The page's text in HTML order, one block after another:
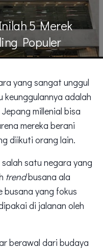
5 Merek
Populer
yang sangat unggul
keunggulannya adalah
millenial bisa
mereka berani
diikuti orang lain.
satu negara yang
trendbusana ala
busana yang fokus
di jalanan oleh
berawal dari budaya